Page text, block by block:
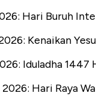
Hari Buruh
Kenaikan
Iduladha 1447
Hari Raya